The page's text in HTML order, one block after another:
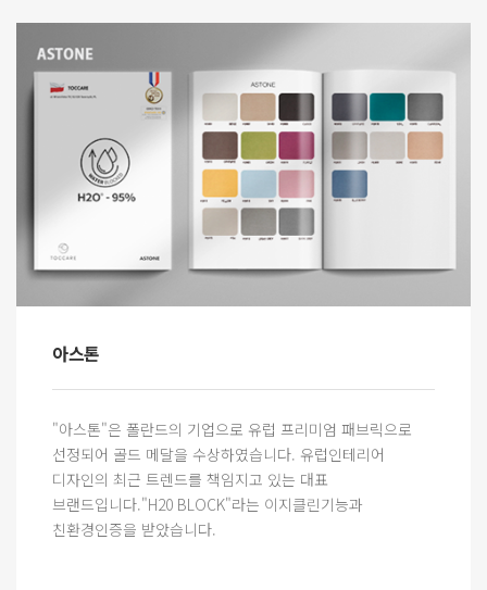
아스톤
"아스톤"은 폴란드의 기업으로 유럽 프리미엄 패브릭으로
선정되어 골드 메달을 수상하였습니다. 유럽인테리어
디자인의 최근 트렌드를 책임지고 있는 대표
브랜드입니다."H20 BLOCK"라는 이지클린기능과
친환경인증을 받았습니다.